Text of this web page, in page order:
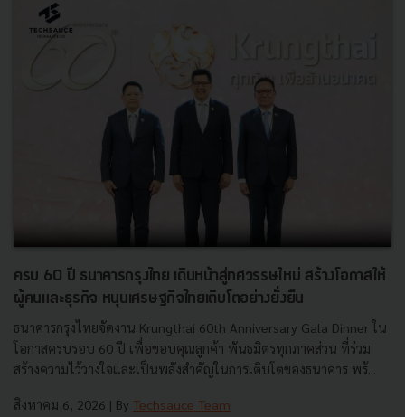
ครบ 60 ปี ธนาคารกรุงไทย เดินหน้าสู่ทศวรรษใหม่ สร้างโอกาสให้
ผู้คนและธุรกิจ หนุนเศรษฐกิจไทยเติบโตอย่างยั่งยืน
ธนาคารกรุงไทยจัดงาน Krungthai 60th Anniversary Gala Dinner ใน
โอกาสครบรอบ 60 ปี เพื่อขอบคุณลูกค้า พันธมิตรทุกภาคส่วน ที่ร่วม
สร้างความไว้วางใจและเป็นพลังสำคัญในการเติบโตของธนาคาร พร้...
สิงหาคม 6, 2026 | By Techsauce Team